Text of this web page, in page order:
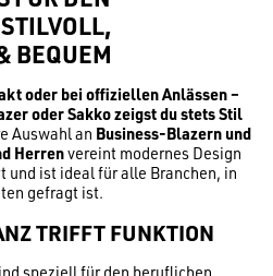
BEQUEM
oder bei offiziellen Anlässen –
oder Sakko zeigst du stets Stil
Auswahl an Business-Blazern und
Herrenvereint modernes Design
und ist ideal für alle Branchen, in
gefragt ist.
TRIFFT FUNKTION